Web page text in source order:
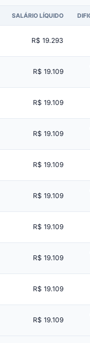
SALÁRIO LÍQUIDO
R$ 19.293
R$ 19.109
R$ 19.109
R$ 19.109
R$ 19.109
R$ 19.109
R$ 19.109
R$ 19.109
R$ 19.109
R$ 19.109